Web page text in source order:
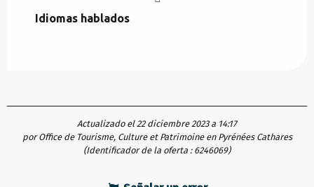
Idiomas hablados
Idiomas hablados
Actualizado el 22 diciembre 2023 a 14:17
por Office de Tourisme, Culture et Patrimoine en Pyrénées Cathares
(Identificador de la oferta : 6246069)